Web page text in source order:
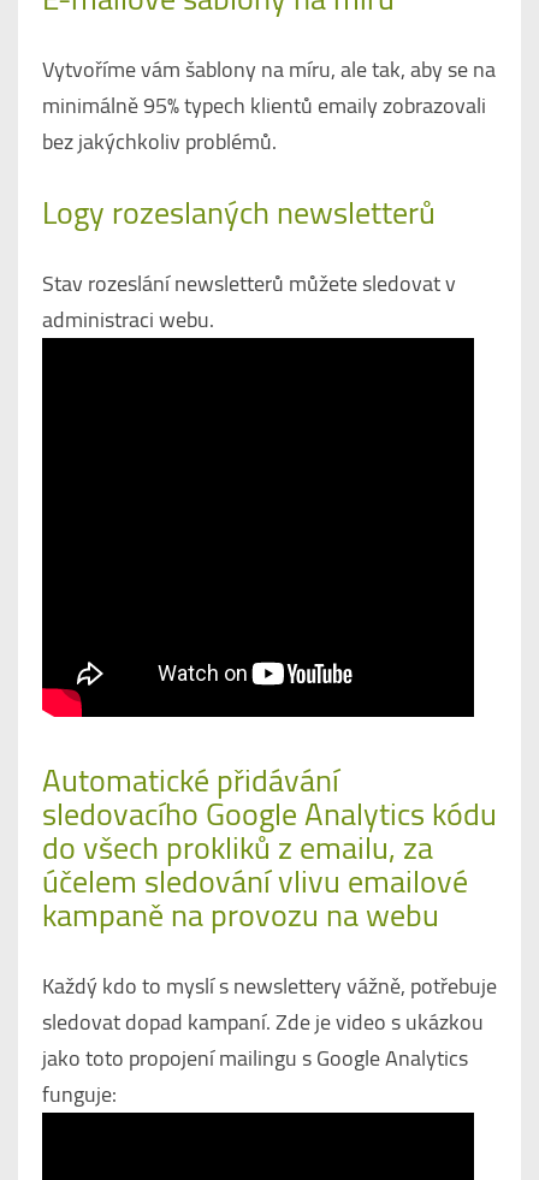
Vytvoříme vám šablony na míru, ale tak, aby se na
minimálně 95% typech klientů emaily zobrazovali
bez jakýchkoliv problémů.
Logy rozeslaných newsletterů
Stav rozeslání newsletterů můžete sledovat v
administraci webu.
Automatické přidávání
sledovacího Google Analytics kódu
do všech prokliků z emailu, za
účelem sledování vlivu emailové
kampaně na provozu na webu
Každý kdo to myslí s newslettery vážně, potřebuje
sledovat dopad kampaní. Zde je video s ukázkou
jako toto propojení mailingu s Google Analytics
funguje: